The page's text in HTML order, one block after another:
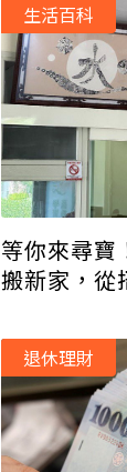
等你來尋寶
搬新家，從
生活百科
退休理財